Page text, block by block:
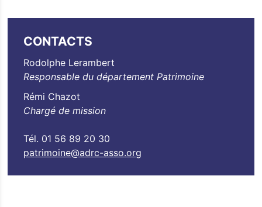
CONTACTS
Rodolphe Lerambert
Responsable du département Patrimoine
Rémi Chazot
Chargé de mission
Tél. 01 56 89 20 30
patrimoine@adrc-asso.org